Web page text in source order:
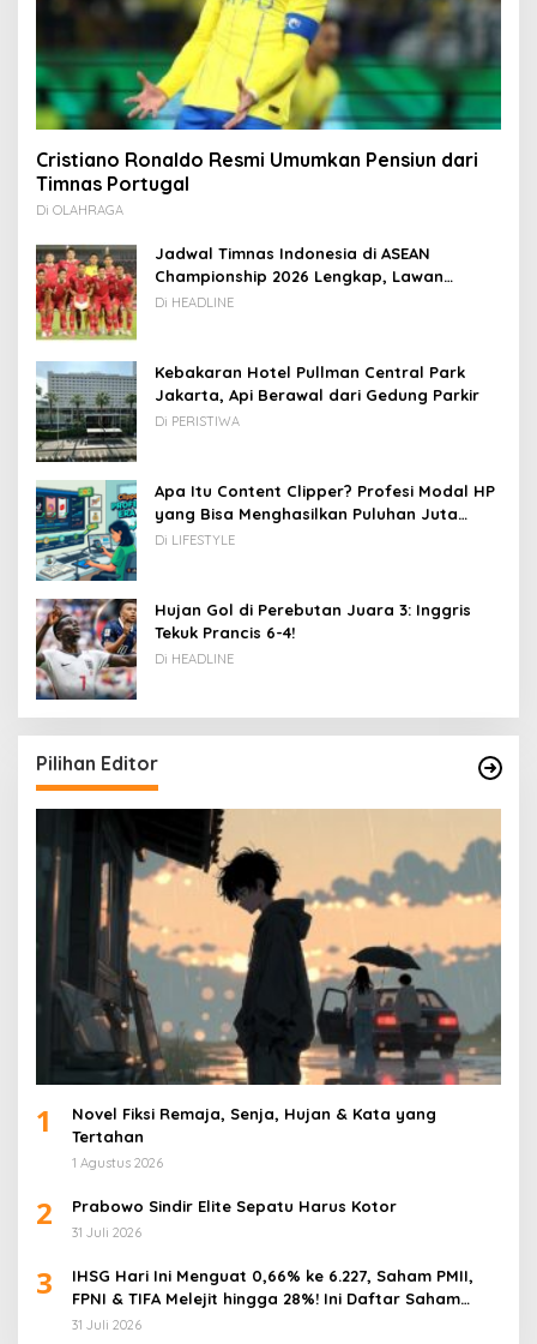
Cristiano Ronaldo Resmi Umumkan Pensiun dari
Timnas Portugal
Di OLAHRAGA
Jadwal Timnas Indonesia di ASEAN
Championship 2026 Lengkap, Lawan
Kamboja hingga Vietnam
Di HEADLINE
Kebakaran Hotel Pullman Central Park
Jakarta, Api Berawal dari Gedung Parkir
Di PERISTIWA
Apa Itu Content Clipper? Profesi Modal HP
yang Bisa Menghasilkan Puluhan Juta
Rupiah
Di LIFESTYLE
Hujan Gol di Perebutan Juara 3: Inggris
Tekuk Prancis 6-4!
Di HEADLINE
Pilihan Editor
1
Novel Fiksi Remaja, Senja, Hujan & Kata yang
Tertahan
1 Agustus 2026
2 Prabowo Sindir Elite Sepatu Harus Kotor
31 Juli 2026
3
IHSG Hari Ini Menguat 0,66% ke 6.227, Saham PMII,
FPNI & TIFA Melejit hingga 28%! Ini Daftar Saham
Paling Cuan & Volume Tertinggi 31 Juli 2026
31 Juli 2026